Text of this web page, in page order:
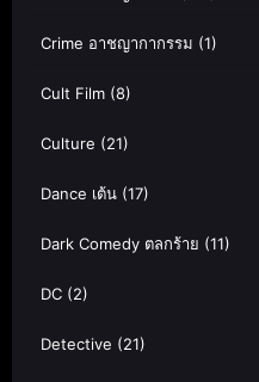
Crime อาชญากากรรม (1)
Cult Film (8)
Culture (21)
Dance เต้น (17)
Dark Comedy ตลกร้าย (11)
DC (2)
Detective (21)